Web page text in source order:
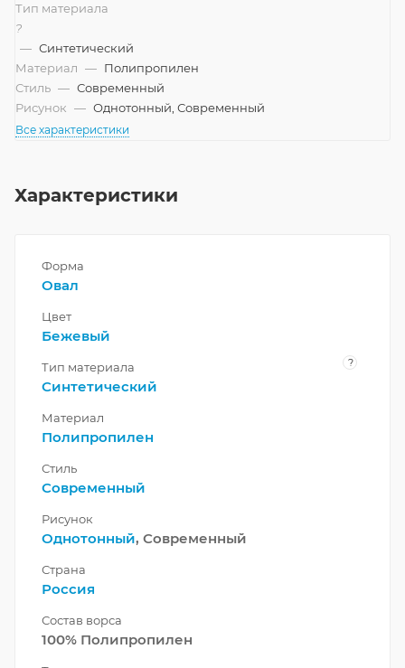
Тип материала
?
— Синтетический
Материал — Полипропилен
Стиль — Современный
Рисунок — Однотонный, Современный
Все характеристики
Характеристики
Форма
Овал
Цвет
Бежевый
Тип материала ?
Синтетический
Материал
Полипропилен
Стиль
Современный
Рисунок
Однотонный, Современный
Страна
Россия
Состав ворса
100% Полипропилен